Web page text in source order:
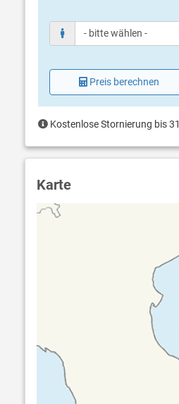
Preis berechnen
Kostenlose Stornierung bis
Karte